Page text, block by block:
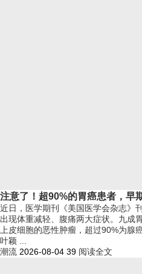
注意了！超90%的胃癌患者，早
近日，医学期刊《美国医学会杂志》
出现体重减轻、腹痛两大症状。九成
上皮细胞的恶性肿瘤，超过90%为
叶颖 ...
潮流 2026-08-04 39 阅读全文